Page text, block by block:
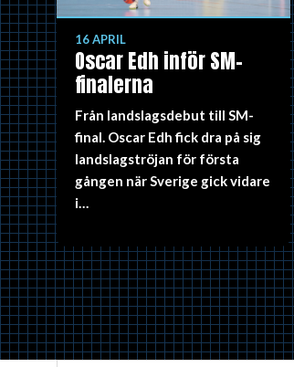
16 APRIL
Oscar Edh inför SM-
finalerna
Från landslagsdebut till SM-
final. Oscar Edh fick dra på sig
landslagströjan för första
gången när Sverige gick vidare
i…